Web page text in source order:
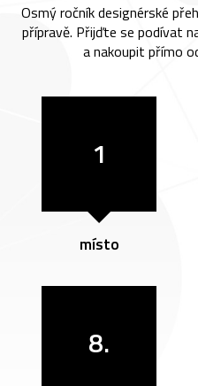
Osmý ročník designérské
přípravě. Přijďte se podívat
a nakoupit přímo
1
místo
8.